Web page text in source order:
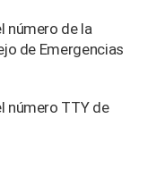
número de la
de Emergencias
número TTY de